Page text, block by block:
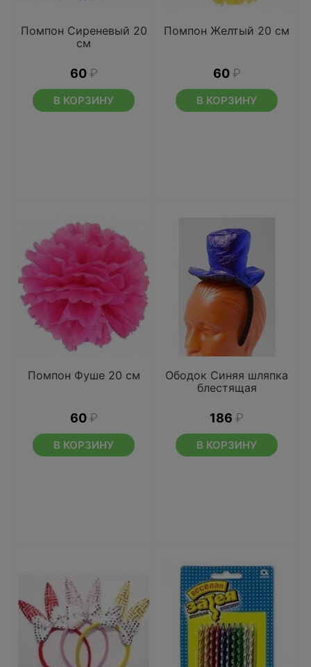
Помпон Сиреневый 20
см
60 ₽
В КОРЗИНУ
Помпон Желтый 20 см
60 ₽
В КОРЗИНУ
Помпон Фуше 20 см
60 ₽
В КОРЗИНУ
Ободок Синяя шляпка
блестящая
186 ₽
В КОРЗИНУ